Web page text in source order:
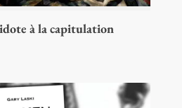
à la capitulation